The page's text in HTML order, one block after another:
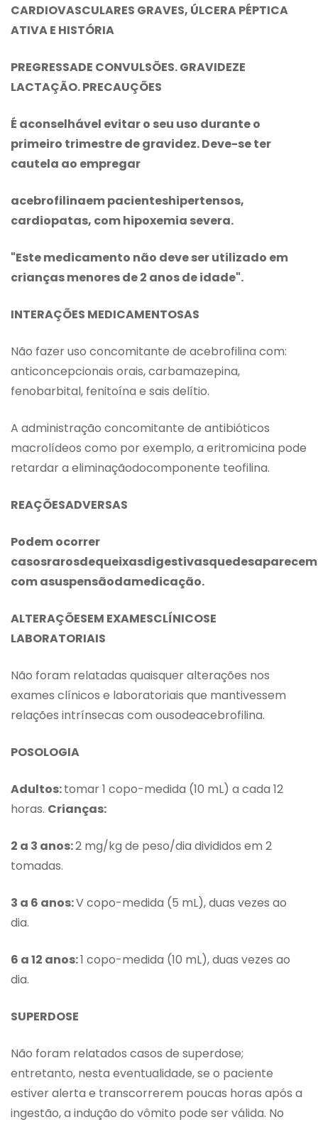
CARDIOVASCULARES GRAVES, ÚLCERA PÉPTICA
ATIVA E HISTÓRIA
PREGRESSADE CONVULSÕES. GRAVIDEZE
LACTAÇÃO. PRECAUÇÕES
É aconselhável evitar o seu uso durante o
primeiro trimestre de gravidez. Deve-se ter
cautela ao empregar
acebrofilinaem pacienteshipertensos,
cardiopatas, com hipoxemia severa.
"Este medicamento não deve ser utilizado em
crianças menores de 2 anos de idade".
INTERAÇÕES MEDICAMENTOSAS
Não fazer uso concomitante de acebrofilina com:
anticoncepcionais orais, carbamazepina,
fenobarbital, fenitoína e sais delítio.
A administração concomitante de antibióticos
macrolídeos como por exemplo, a eritromicina pode
retardar a eliminaçãodocomponente teofilina.
REAÇÕESADVERSAS
Podem ocorrer
casosrarosdequeixasdigestivasquedesaparecem
com asuspensãodamedicação.
ALTERAÇÕESEM EXAMESCLÍNICOSE
LABORATORIAIS
Não foram relatadas quaisquer alterações nos
exames clínicos e laboratoriais que mantivessem
relações intrínsecas com ousodeacebrofilina.
POSOLOGIA
Adultos:tomar 1 copo-medida (10 mL) a cada 12
horas. Crianças:
2 a 3 anos:2 mg/kg de peso/dia divididos em 2
tomadas.
3 a 6 anos:V copo-medida (5 mL), duas vezes ao
dia.
6 a 12 anos:1 copo-medida (10 mL), duas vezes ao
dia.
SUPERDOSE
Não foram relatados casos de superdose;
entretanto, nesta eventualidade, se o paciente
estiver alerta e transcorrerem poucas horas após a
ingestão, a indução do vômito pode ser válida. No